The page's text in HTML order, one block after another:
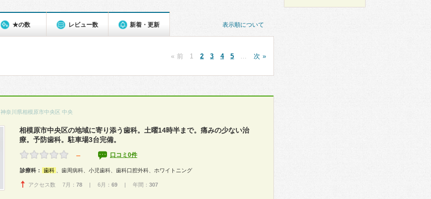
表示順について
★の数 レビュー数 新着・更新
« 前 1 2 3 4 5 次 »
神奈川県相模原市中央区 中央
相模原市中央区の地域に寄り添う歯科。土曜14時半まで。痛みの少ない治
療。予防歯科。駐車場3台完備。
－ 口コミ0件
診療科： 歯科 、歯周病科、小児歯科、歯科口腔外科、ホワイトニング
アクセス数 7月： 78 | 6月： 69 | 年間： 307